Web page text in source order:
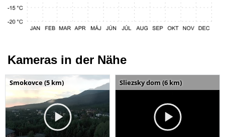
Kameras in der Nähe
Smokovce (5 km) Sliezsky dom (6 km)